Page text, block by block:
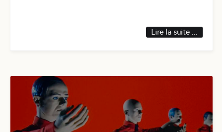
Lire la suite ...